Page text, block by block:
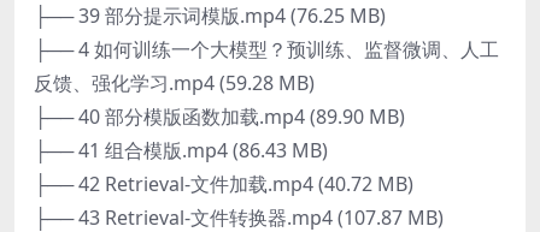
├── 39 部分提示词模版.mp4 (76.25 MB)
├── 4 如何训练一个大模型？预训练、监督微调、人工
反馈、强化学习.mp4 (59.28 MB)
├── 40 部分模版函数加载.mp4 (89.90 MB)
├── 41 组合模版.mp4 (86.43 MB)
├── 42 Retrieval-文件加载.mp4 (40.72 MB)
├── 43 Retrieval-文件转换器.mp4 (107.87 MB)